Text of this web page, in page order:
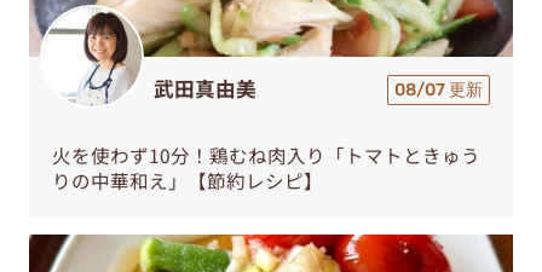
武田真由美 08/07 更新
火を使わず10分！鶏むね肉入り「トマトときゅう
りの中華和え」【節約レシピ】